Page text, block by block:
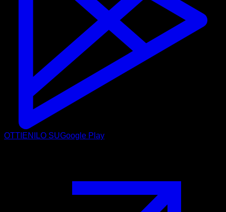
OTTIENILO SUGoogle Play